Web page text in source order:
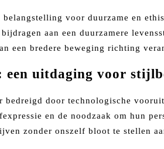
belangstelling voor duurzame en
aan een duurzamere
een bredere beweging richting
een uitdaging voor
bedreigd door technologische
en de noodzaak om hun
zonder onszelf bloot te stellen